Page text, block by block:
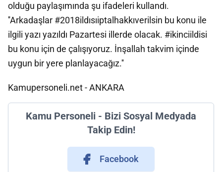
olduğu paylaşımında şu ifadeleri kullandı.
''Arkadaşlar #2018ildısıiptalhakkıverilsin bu konu ile
ilgili yazı yazıldı Pazartesi illerde olacak. #ikinciildisi
bu konu için de çalışıyoruz. İnşallah takvim içinde
uygun bir yere planlayacağız.''
Kamupersoneli.net - ANKARA
Kamu Personeli - Bizi Sosyal Medyada
Takip Edin!
Facebook